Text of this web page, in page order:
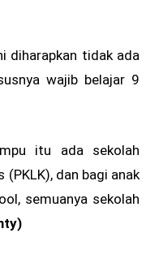
diharapkan tidak ada
wajib belajar 9
itu ada sekolah
(PKLK), dan bagi anak
semuanya sekolah